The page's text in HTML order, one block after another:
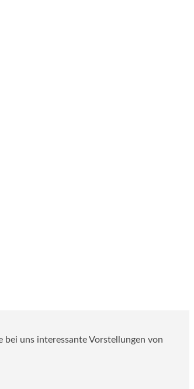
uns interessante Vorstellungen von